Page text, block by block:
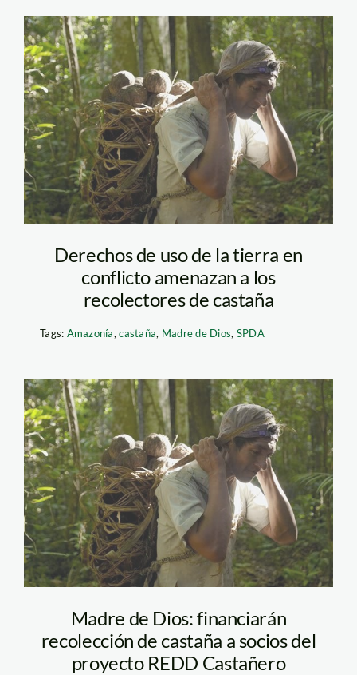
castana_tm
Derechos de uso de la tierra en
conflicto amenazan a los
recolectores de castaña
Tags: Amazonía,castaña, Madre de Dios, SPDA
castana_tm
Madre de Dios: financiarán
recolección de castaña a socios del
proyecto REDD Castañero